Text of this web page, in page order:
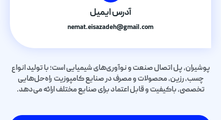
آدرس ایمیل
nemat.eisazadeh@gmail.com
پوشیران، پل اتصال صنعت و نوآوری‌های شیمیایی است؛ با تولید انواع
چسب، رزین، محصولات و مصرف در صنایع کامپوزیت راه‌حل‌هایی
تخصصی، باکیفیت و قابل اعتماد برای صنایع مختلف ارائه می‌دهد.